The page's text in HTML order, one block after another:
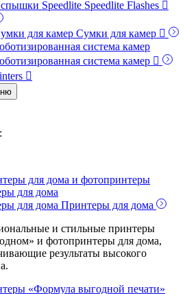
Speedlite Speedlite Flashes 
для камер Сумки для камер 
система камер
система камер 

для дома
для дома Принтеры для дома
и стильные принтеры
и фотопринтеры для дома,
результаты высокого